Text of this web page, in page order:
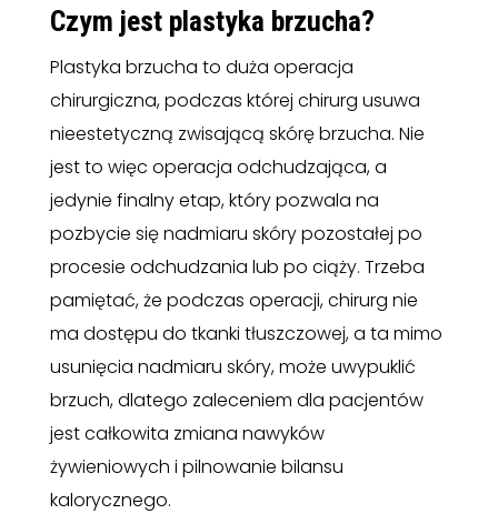
Czym jest plastyka brzucha?
Plastyka brzucha to duża operacja
chirurgiczna, podczas której chirurg usuwa
nieestetyczną zwisającą skórę brzucha. Nie
jest to więc operacja odchudzająca, a
jedynie finalny etap, który pozwala na
pozbycie się nadmiaru skóry pozostałej po
procesie odchudzania lub po ciąży. Trzeba
pamiętać, że podczas operacji, chirurg nie
ma dostępu do tkanki tłuszczowej, a ta mimo
usunięcia nadmiaru skóry, może uwypuklić
brzuch, dlatego zaleceniem dla pacjentów
jest całkowita zmiana nawyków
żywieniowych i pilnowanie bilansu
kalorycznego.